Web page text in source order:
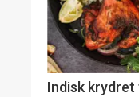
Indisk